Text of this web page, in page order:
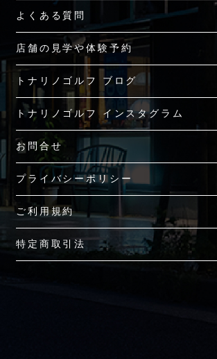
よくある質問
店舗の見学や体験予約
トナリノゴルフ ブログ
トナリノゴルフ インスタグラム
お問合せ
プライバシーポリシー
ご利用規約
特定商取引法